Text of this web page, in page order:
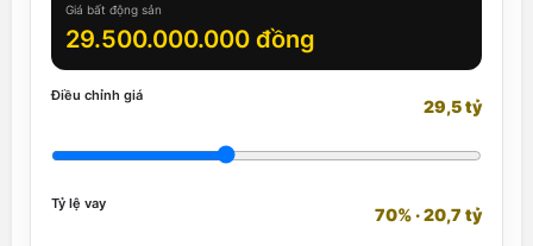
Giá bất động sản
29.500.000.000 đồng
Điều chỉnh giá
29,5 tỷ
Tỷ lệ vay
70% · 20,7 tỷ